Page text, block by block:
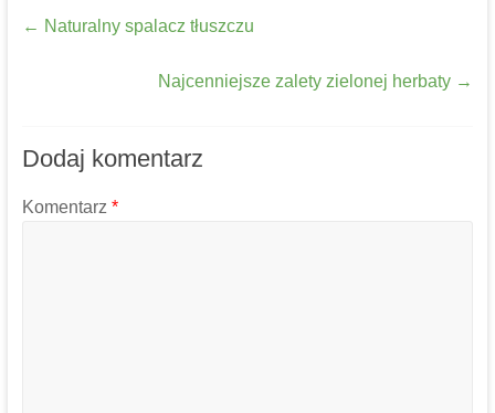
← Naturalny spalacz tłuszczu
Najcenniejsze zalety zielonej herbaty →
Dodaj komentarz
Komentarz *